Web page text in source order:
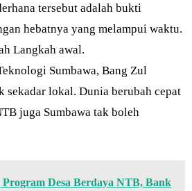
tersebut adalah bukti
hebatnya yang melampui waktu.
Langkah awal.
Sumbawa, Bang Zul
sekadar lokal. Dunia berubah cepat
juga Sumbawa tak boleh
Desa Berdaya NTB, Bank